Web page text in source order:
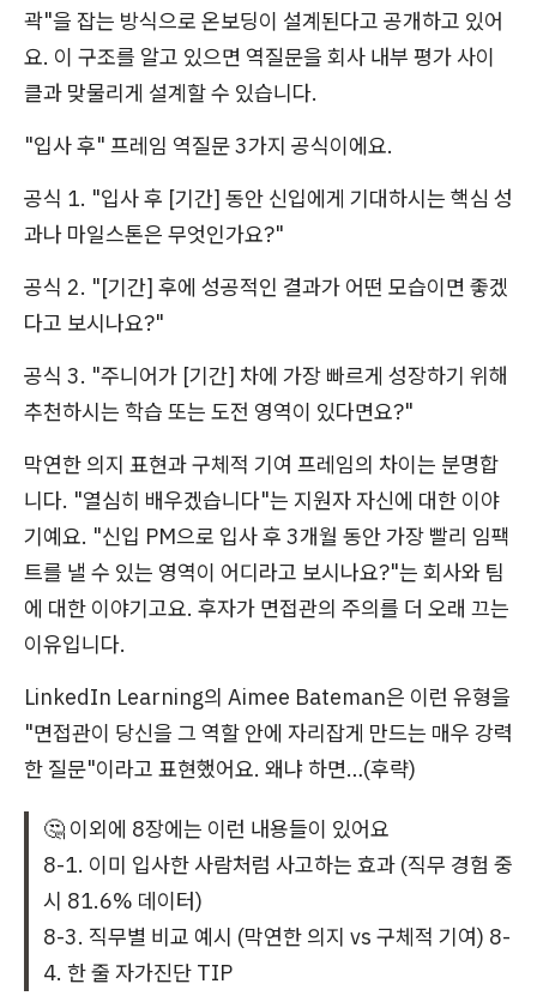
곽"을 잡는 방식으로 온보딩이 설계된다고 공개하고 있어
요. 이 구조를 알고 있으면 역질문을 회사 내부 평가 사이
클과 맞물리게 설계할 수 있습니다.
"입사 후" 프레임 역질문 3가지 공식이에요.
공식 1. "입사 후 [기간] 동안 신입에게 기대하시는 핵심 성
과나 마일스톤은 무엇인가요?"
공식 2. "[기간] 후에 성공적인 결과가 어떤 모습이면 좋겠
다고 보시나요?"
공식 3. "주니어가 [기간] 차에 가장 빠르게 성장하기 위해
추천하시는 학습 또는 도전 영역이 있다면요?"
막연한 의지 표현과 구체적 기여 프레임의 차이는 분명합
니다. "열심히 배우겠습니다"는 지원자 자신에 대한 이야
기예요. "신입 PM으로 입사 후 3개월 동안 가장 빨리 임팩
트를 낼 수 있는 영역이 어디라고 보시나요?"는 회사와 팀
에 대한 이야기고요. 후자가 면접관의 주의를 더 오래 끄는
이유입니다.
LinkedIn Learning의 Aimee Bateman은 이런 유형을
"면접관이 당신을 그 역할 안에 자리잡게 만드는 매우 강력
한 질문"이라고 표현했어요. 왜냐 하면…(후략)
🤔 이외에 8장에는 이런 내용들이 있어요
8-1. 이미 입사한 사람처럼 사고하는 효과 (직무 경험 중
시 81.6% 데이터)
8-3. 직무별 비교 예시 (막연한 의지 vs 구체적 기여) 8-
4. 한 줄 자가진단 TIP